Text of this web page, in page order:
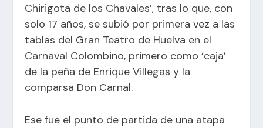
Chirigota de los Chavales’, tras lo que, con
solo 17 años, se subió por primera vez a las
tablas del Gran Teatro de Huelva en el
Carnaval Colombino, primero como ‘caja’
de la peña de Enrique Villegas y la
comparsa Don Carnal.
Ese fue el punto de partida de una atapa